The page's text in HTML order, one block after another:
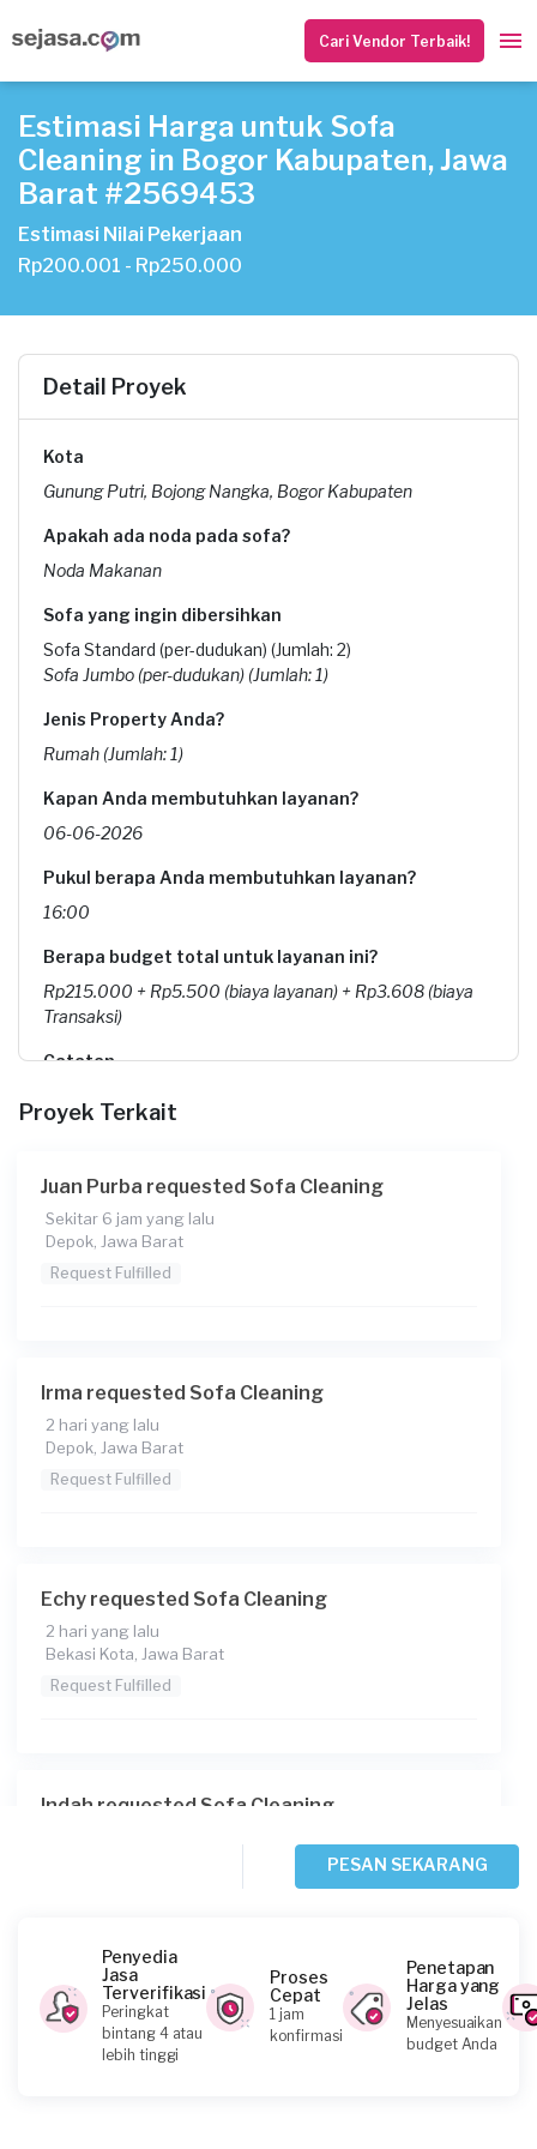
Cari Vendor Terbaik!
Estimasi Harga untuk Sofa
Cleaning in Bogor Kabupaten, Jawa
Barat #2569453
Estimasi Nilai Pekerjaan
Rp200.001 - Rp250.000
Detail Proyek
Kota
Gunung Putri, Bojong Nangka, Bogor Kabupaten
Apakah ada noda pada sofa?
Noda Makanan
Sofa yang ingin dibersihkan
Sofa Standard (per-dudukan) (Jumlah: 2)
Sofa Jumbo (per-dudukan) (Jumlah: 1)
Jenis Property Anda?
Rumah (Jumlah: 1)
Kapan Anda membutuhkan layanan?
06-06-2026
Pukul berapa Anda membutuhkan layanan?
16:00
Berapa budget total untuk layanan ini?
Rp215.000 + Rp5.500 (biaya layanan) + Rp3.608 (biaya
Transaksi)
Catatan
Proyek Terkait
Juan Purba requested Sofa Cleaning
Sekitar 6 jam yang lalu
Depok, Jawa Barat
Request Fulfilled
Irma requested Sofa Cleaning
2 hari yang lalu
Depok, Jawa Barat
Request Fulfilled
Echy requested Sofa Cleaning
2 hari yang lalu
Bekasi Kota, Jawa Barat
Request Fulfilled
Indah requested Sofa Cleaning
Feby requested Sofa Cleaning
3 hari yang lalu
Depok, Jawa Barat
PESAN SEKARANG
Penyedia
Jasa
Terverifikasi
Peringkat
bintang 4 atau
lebih tinggi
Proses
Cepat
1 jam
konfirmasi
Penetapan
Harga yang
Jelas
Menyesuaikan
budget Anda